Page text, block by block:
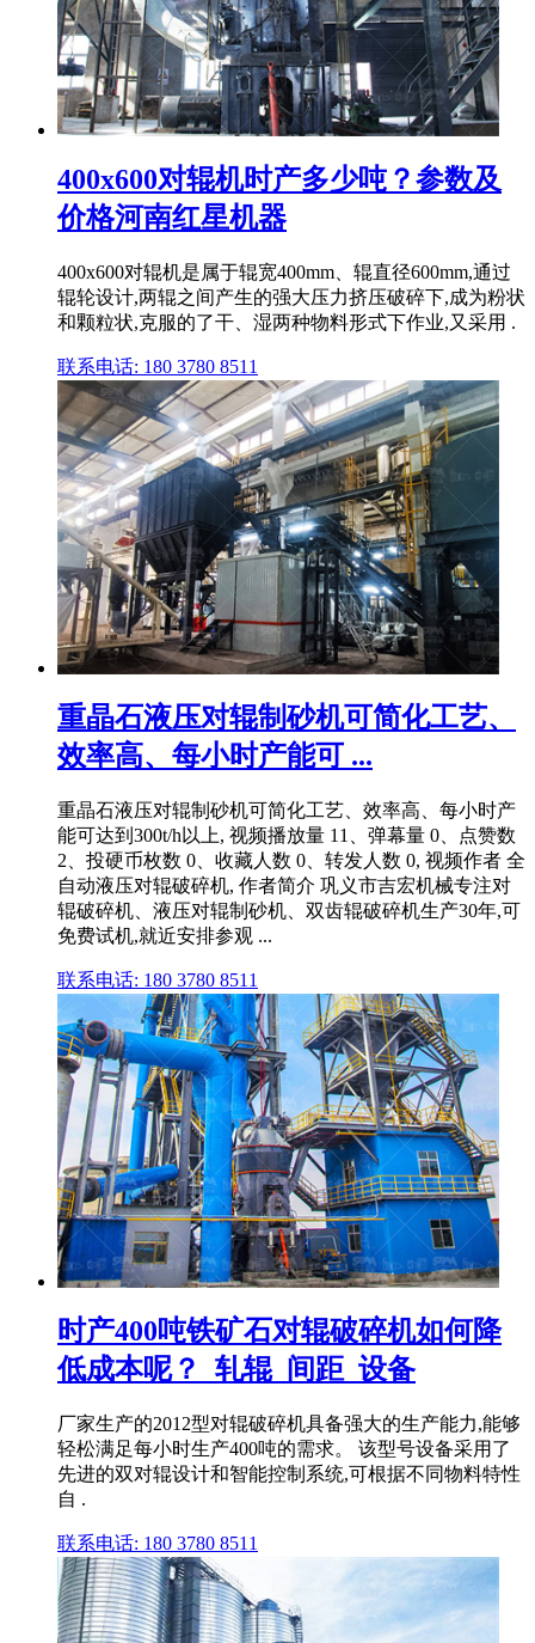
400x600对辊机时产多少吨？参数及
价格河南红星机器
400x600对辊机是属于辊宽400mm、辊直径600mm,通过
辊轮设计,两辊之间产生的强大压力挤压破碎下,成为粉状
和颗粒状,克服的了干、湿两种物料形式下作业,又采用 .
联系电话: 180 3780 8511
重晶石液压对辊制砂机可简化工艺、
效率高、每小时产能可 ...
重晶石液压对辊制砂机可简化工艺、效率高、每小时产
能可达到300t/h以上, 视频播放量 11、弹幕量 0、点赞数
2、投硬币枚数 0、收藏人数 0、转发人数 0, 视频作者 全
自动液压对辊破碎机, 作者简介 巩义市吉宏机械专注对
辊破碎机、液压对辊制砂机、双齿辊破碎机生产30年,可
免费试机,就近安排参观 ...
联系电话: 180 3780 8511
时产400吨铁矿石对辊破碎机如何降
低成本呢？_轧辊_间距_设备
厂家生产的2012型对辊破碎机具备强大的生产能力,能够
轻松满足每小时生产400吨的需求。 该型号设备采用了
先进的双对辊设计和智能控制系统,可根据不同物料特性
自 .
联系电话: 180 3780 8511